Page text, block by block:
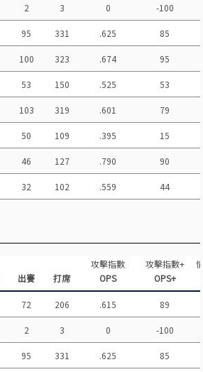
2 3 0 -100
95 331 .625 85
100 323 .674 95
53 150 .525 53
103 319 .601 79
50 109 .395 15
46 127 .790 90
32 102 .559 44
攻擊指數 攻擊指數+
出賽 打席 OPS OPS+
72 206 .615 89
2 3 0 -100
95 331 .625 85